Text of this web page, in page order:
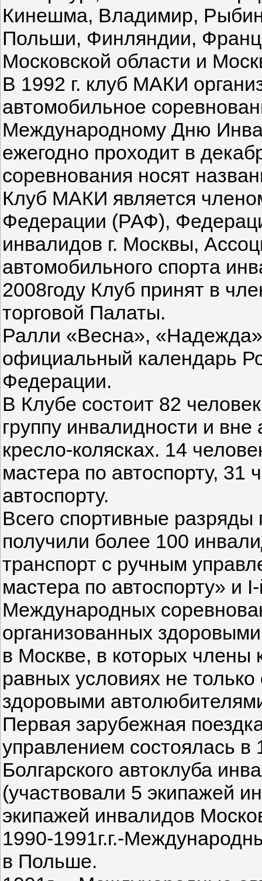
Кинешма, Владимир,
Польши, Финляндии,
Московской области и
В 1992 г. клуб МАКИ
автомобильное
Международному Дню
ежегодно проходит в
соревнования носят
Клуб МАКИ является
Федерации (РАФ),
инвалидов г. Москвы,
автомобильного спорта
2008году Клуб принят в
торговой Палаты.
Ралли «Весна»,
официальный календарь
Федерации.
В Клубе состоит 82
группу инвалидности и
кресло-колясках. 14
мастера по автоспорту, 31
автоспорту.
Всего спортивные разряды
получили более 100
транспорт с ручным
мастера по автоспорту» и
Международных
организованных
в Москве, в которых
равных условиях не
здоровыми
Первая зарубежная
управлением состоялась в
Болгарского автоклуба
(участвовали 5 экипажей
экипажей инвалидов
1990-1991г.г.-
в Польше.